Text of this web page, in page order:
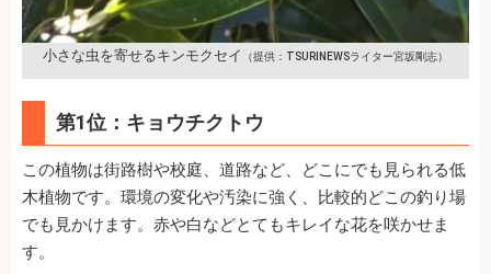
小さな虫を寄せるキンモクセイ （提供：TSURINEWSライター宮坂剛志）
第1位：キョウチクトウ
この植物は街路樹や校庭、道路など、どこにでも見られる低
木植物です。環境の変化や汚染に強く、比較的どこの釣り場
でも見かけます。赤や白などとてもキレイな花を咲かせま
す。